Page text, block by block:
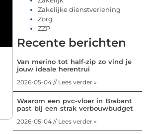
Zakelijke dienstverlening
Zorg
ZZP
Recente berichten
Van merino tot half-zip zo vind je
jouw ideale herentrui
2026-05-04 // Lees verder »
Waarom een pvc-vloer in Brabant
past bij een strak verbouwbudget
2026-05-04 // Lees verder »